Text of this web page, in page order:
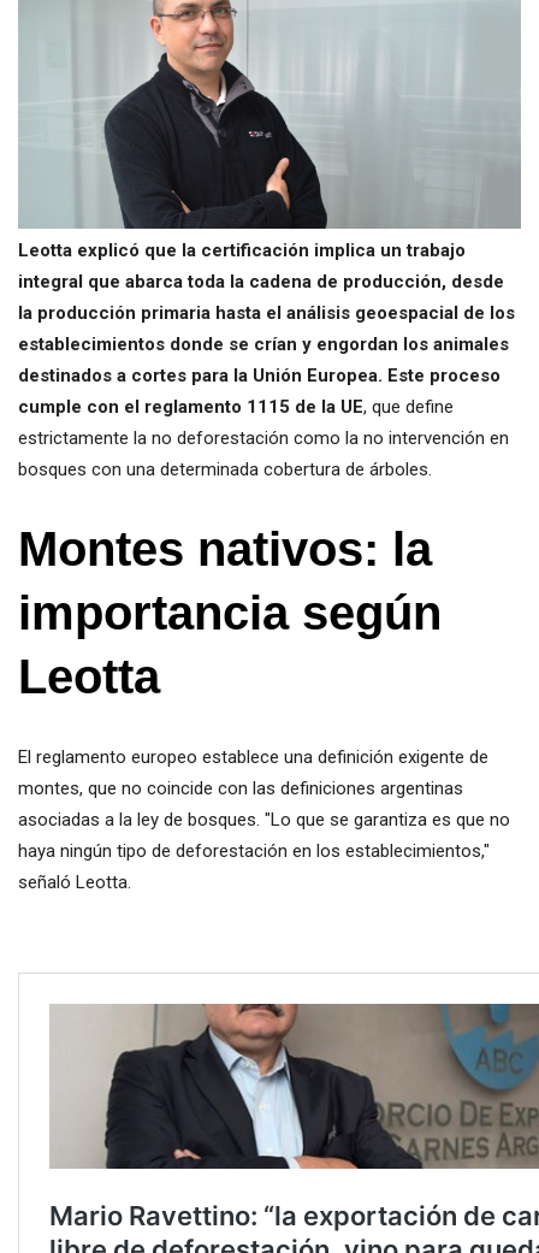
Leotta explicó que la certificación implica un trabajo
integral que abarca toda la cadena de producción, desde
la producción primaria hasta el análisis geoespacial de los
establecimientos donde se crían y engordan los animales
destinados a cortes para la Unión Europea. Este proceso
cumple con el reglamento 1115 de la UE, que define
estrictamente la no deforestación como la no intervención en
bosques con una determinada cobertura de árboles.
Montes nativos: la
importancia según
Leotta
El reglamento europeo establece una definición exigente de
montes, que no coincide con las definiciones argentinas
asociadas a la ley de bosques. "Lo que se garantiza es que no
haya ningún tipo de deforestación en los establecimientos,"
señaló Leotta.